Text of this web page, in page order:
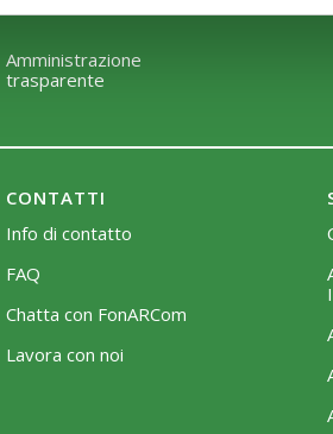
Amministrazione
trasparente
CONTATTI
Info di contatto
FAQ
Chatta con FonARCom
Lavora con noi